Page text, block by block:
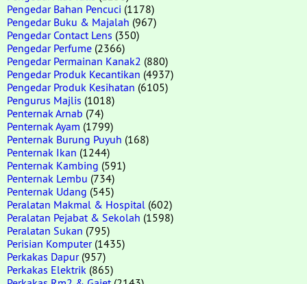
Pengedar Bahan Pencuci (1178)
Pengedar Buku & Majalah (967)
Pengedar Contact Lens (350)
Pengedar Perfume (2366)
Pengedar Permainan Kanak2 (880)
Pengedar Produk Kecantikan (4937)
Pengedar Produk Kesihatan (6105)
Pengurus Majlis (1018)
Penternak Arnab (74)
Penternak Ayam (1799)
Penternak Burung Puyuh (168)
Penternak Ikan (1244)
Penternak Kambing (591)
Penternak Lembu (734)
Penternak Udang (545)
Peralatan Makmal & Hospital (602)
Peralatan Pejabat & Sekolah (1598)
Peralatan Sukan (795)
Perisian Komputer(1435)
Perkakas Dapur(957)
Perkakas Elektrik (865)